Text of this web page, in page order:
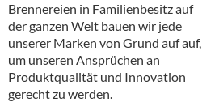
Barzubehör
Equipment
Verpackung
Brennereien in Familienbesitz auf
der ganzen Welt bauen wir jede
unserer Marken von Grund auf auf,
um unseren Ansprüchen an
Produktqualität und Innovation
gerecht zu werden.